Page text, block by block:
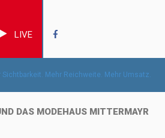
LIVE
DAS MODEHAUS MITTERMAYR